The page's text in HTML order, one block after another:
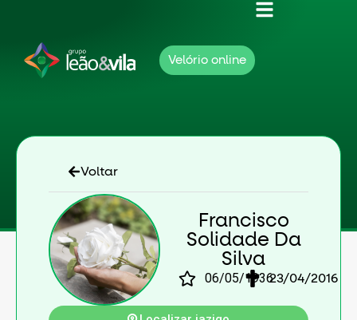
Velório online
Voltar
Francisco
Solidade Da
Silva
06/05/193623/04/2016